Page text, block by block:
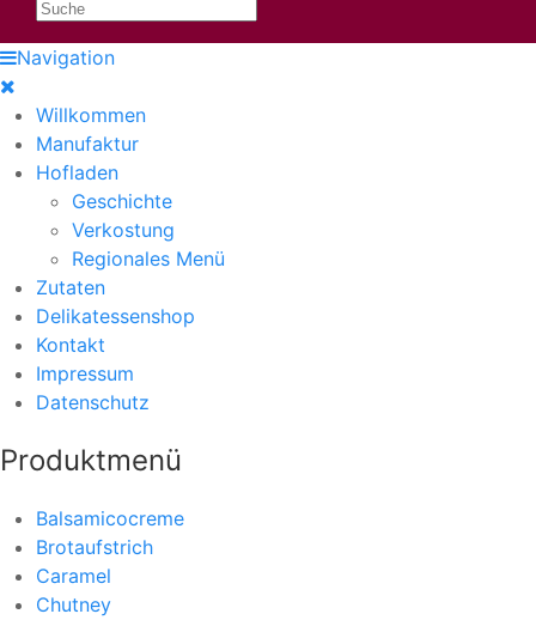
Navigation
Willkommen
Manufaktur
Hofladen
Geschichte
Verkostung
Regionales Menü
Zutaten
Delikatessenshop
Kontakt
Impressum
Datenschutz
Produktmenü
Balsamicocreme
Brotaufstrich
Caramel
Chutney